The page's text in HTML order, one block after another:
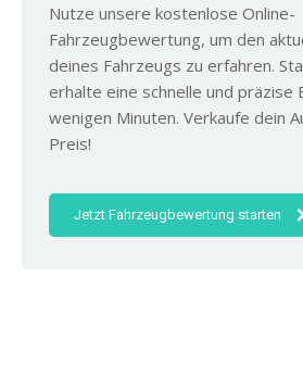
Nutze unsere kostenlose Online-
Fahrzeugbewertung, um den
deines Fahrzeugs zu erfahren.
erhalte eine schnelle und präzise
wenigen Minuten. Verkaufe dein
Preis!
Jetzt Fahrzeugbewertung starten